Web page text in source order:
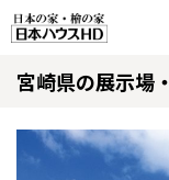
脱炭素・檜の家
環境にやさしい、
選ばれる理由
宮崎県の展示場